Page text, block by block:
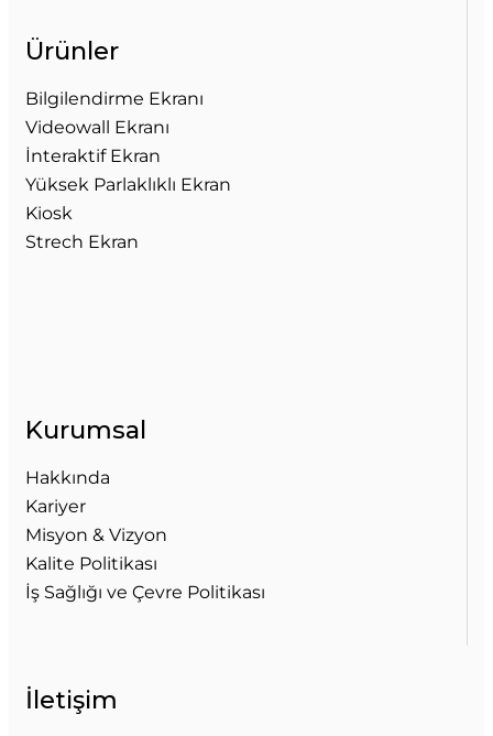
Ürünler
Bilgilendirme Ekranı
Videowall Ekranı
İnteraktif Ekran
Yüksek Parlaklıklı Ekran
Kiosk
Strech Ekran
Kurumsal
Hakkında
Kariyer
Misyon & Vizyon
Kalite Politikası
İş Sağlığı ve Çevre Politikası
İletişim